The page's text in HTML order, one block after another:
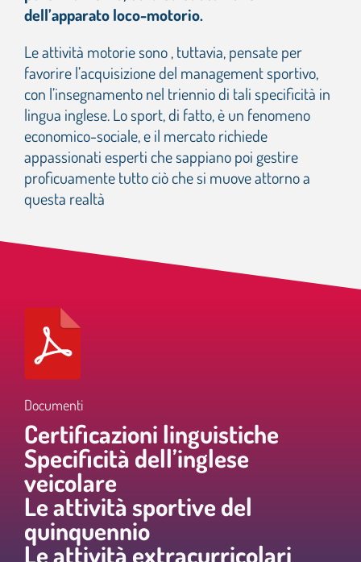
dell’apparato loco-motorio.
Le attività motorie sono , tuttavia, pensate per
favorire l’acquisizione del management sportivo,
con l’insegnamento nel triennio di tali specificità in
lingua inglese. Lo sport, di fatto, è un fenomeno
economico-sociale, e il mercato richiede
appassionati esperti che sappiano poi gestire
proficuamente tutto ciò che si muove attorno a
questa realtà
Documenti
Certificazioni linguistiche
Specificità dell’inglese
veicolare
Le attività sportive del
quinquennio
Le attività extracurricolari